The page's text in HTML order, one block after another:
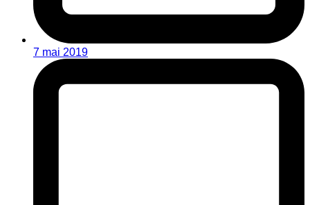
7 mai 2019